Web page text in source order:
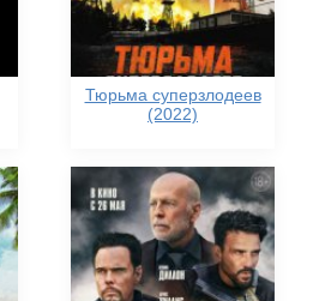
Тюрьма суперзлодеев
(2022)